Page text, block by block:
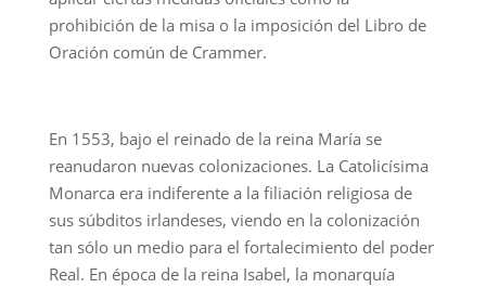
prohibición de la misa o la imposición del Libro de
Oración común de Crammer.
En 1553, bajo el reinado de la reina María se
reanudaron nuevas colonizaciones. La Catolicísima
Monarca era indiferente a la filiación religiosa de
sus súbditos irlandeses, viendo en la colonización
tan sólo un medio para el fortalecimiento del poder
Real. En época de la reina Isabel, la monarquía